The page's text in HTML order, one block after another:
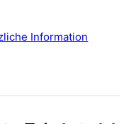
Information